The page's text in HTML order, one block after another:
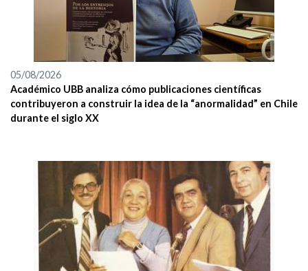
05/08/2026
Académico UBB analiza cómo publicaciones científicas
contribuyeron a construir la idea de la “anormalidad” en Chile
durante el siglo XX